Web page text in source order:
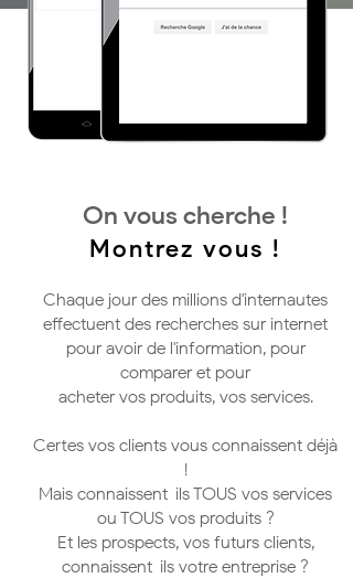
On vous cherche !
Montrez vous !
Chaque jour des millions d'internautes
effectuent des recherches sur internet
pour avoir de l'information, pour
comparer et pour
acheter vos produits, vos services.
Certes vos clients vous connaissent déjà
!
Mais connaissent-ils TOUS vos services
ou TOUS vos produits ?
Et les prospects, vos futurs clients,
connaissent-ils votre entreprise ?